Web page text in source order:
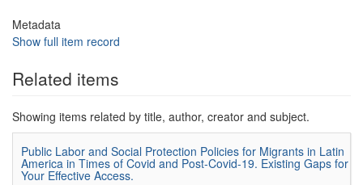
Metadata
Show full item record
Related items
Showing items related by title, author, creator and subject.
Public Labor and Social Protection Policies for Migrants in Latin
America in Times of Covid and Post-Covid-19. Existing Gaps for
Your Effective Access.